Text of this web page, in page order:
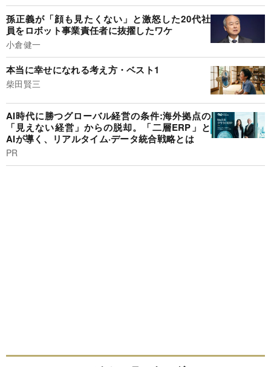
孫正義が「顔も見たくない」と激怒した20代社
員をロボット事業責任者に抜擢したワケ
小倉健一
本当に幸せになれる考え方・ベスト1
柴田賢三
AI時代に勝つグローバル経営の条件:海外拠点の
「見えない経営」からの脱却。「二層ERP」と
AIが導く、リアルタイム·データ統合戦略とは
PR